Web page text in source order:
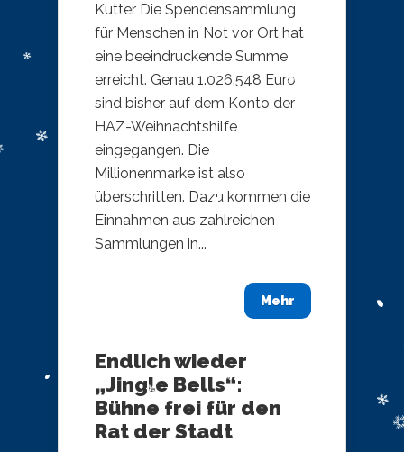
Kutter Die Spendensammlung
für Menschen in Not vor Ort hat
eine beeindruckende Summe
erreicht. Genau 1.026.548 Euro
sind bisher auf dem Konto der
HAZ-Weihnachtshilfe
eingegangen. Die
Millionenmarke ist also
überschritten. Dazu kommen die
Einnahmen aus zahlreichen
Sammlungen in...
Mehr
Endlich wieder
„Jingle Bells“:
Bühne frei für den
Rat der Stadt